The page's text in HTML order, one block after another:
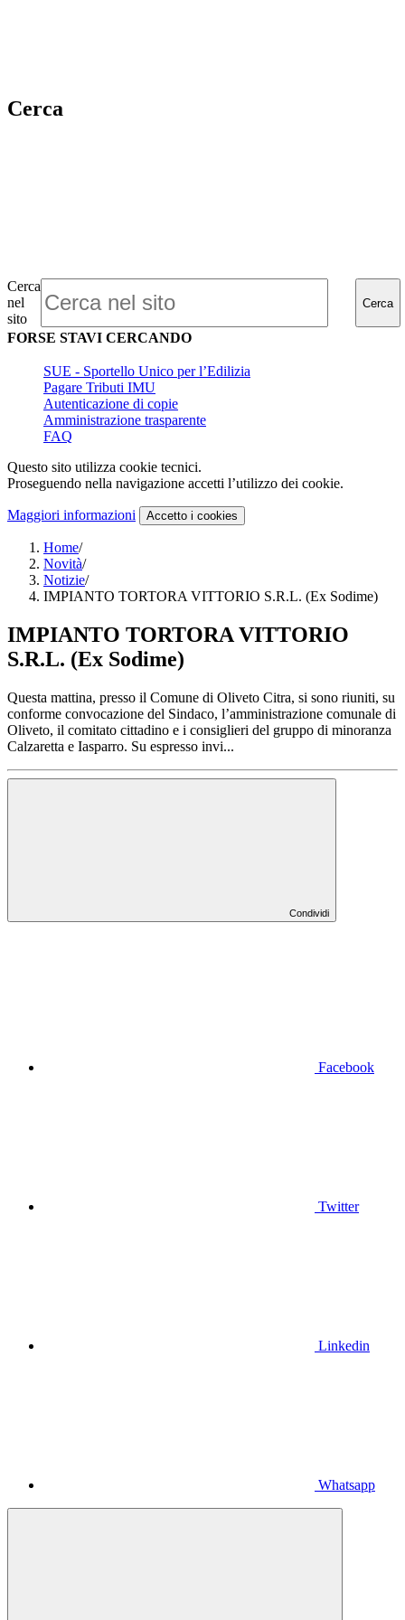
Cerca
Cerca
nel
sito
Cerca
FORSE STAVI CERCANDO
SUE - Sportello Unico per l’Edilizia
Pagare Tributi IMU
Autenticazione di copie
Amministrazione trasparente
FAQ
Questo sito utilizza cookie tecnici.
Proseguendo nella navigazione accetti l’utilizzo dei cookie.
Maggiori informazioni Accetto i cookies
Home/
Novità/
Notizie/
IMPIANTO TORTORA VITTORIO S.R.L. (Ex Sodime)
IMPIANTO TORTORA VITTORIO
S.R.L. (Ex Sodime)
Questa mattina, presso il Comune di Oliveto Citra, si sono riuniti, su
conforme convocazione del Sindaco, l’amministrazione comunale di
Oliveto, il comitato cittadino e i consiglieri del gruppo di minoranza
Calzaretta e Iasparro. Su espresso invi...
Condividi
Facebook
Twitter
Linkedin
Whatsapp